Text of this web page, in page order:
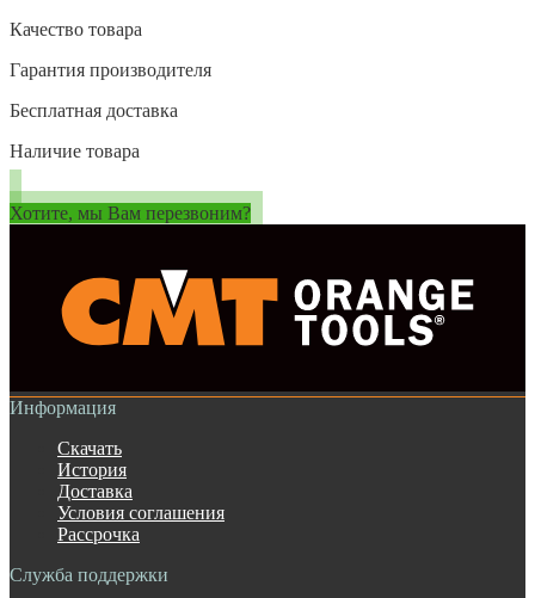
Качество товара
Гарантия производителя
Бесплатная доставка
Наличие товара
Хотите, мы Вам перезвоним?
Информация
Скачать
История
Доставка
Условия соглашения
Рассрочка
Служба поддержки